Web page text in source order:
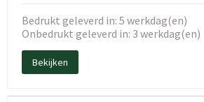
Bedrukt geleverd in: 5 werkdag(en)
Onbedrukt geleverd in: 3 werkdag(en)
Bekijken